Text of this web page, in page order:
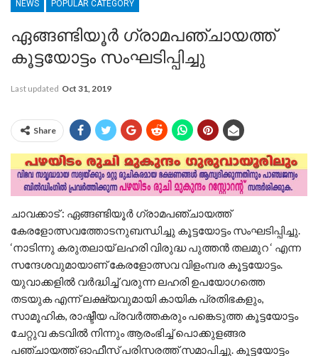
NEWS POPULAR CATEGORY
ഏങ്ങണ്ടിയൂർ ഗ്രാമപഞ്ചായത്ത്
കൂട്ടയോട്ടം സംഘടിപ്പിച്ചു
Last updated Oct 31, 2019
Share
ചാവക്കാട് : ഏങ്ങണ്ടിയൂർ ഗ്രാമപഞ്ചായത്ത്
കേരളോത്സവത്തോടനുബന്ധിച്ചു കൂട്ടയോട്ടം സംഘടിപ്പിച്ചു.
‘നാടിന്നു കരുതലായ് ലഹരി വിരുദ്ധ പുത്തൻ തലമുറ ‘ എന്ന
സന്ദേശവുമായാണ് കേരളോത്സവ വിളംമ്പര കൂട്ടയോട്ടം.
യുവാക്കളിൽ വർദ്ധിച്ച് വരുന്ന ലഹരി ഉപയോഗത്തെ
തടയുക എന്ന് ലക്ഷ്യവുമായി കായിക പ്രതിഭകളും,
സാമൂഹിക, രാഷ്ടീയ പ്രവർത്തകരും പങ്കെടുത്ത കൂട്ടയോട്ടം
ചേറ്റുവ കടവിൽ നിന്നും ആരംഭിച്ച് പൊക്കുളങ്ങര
പഞ്ചായത്ത് ഓഫീസ് പരിസരത്ത് സമാപിച്ചു. കൂട്ടയോട്ടം